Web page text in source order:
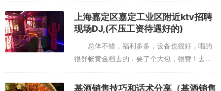
客。在这座城市中，古街不仅是历史的见证，
更是文化的传承。本文将...
上海嘉定区嘉定工业区附近ktv招聘
现场DJ,(不压工资待遇好的)
总体不错，福利多多，设备也很好，唱的
很舒畅黄金档去的，要了个大包，很赞！去了
多次，环境没得说，音响效果超赞，消费偏高
一丢丢，据说是世界上最大的KTV,上海嘉定区
基酒销售技巧和话术分享（基酒销售